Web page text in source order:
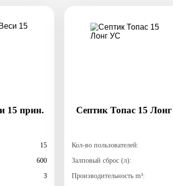
15 прин.
15
600
3
Септик Топас 15
Кол-во пользователей:
Залповый сброс (л):
Производительность m³: